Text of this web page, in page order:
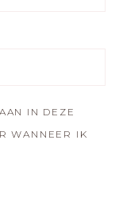
IN DEZE
WANNEER IK